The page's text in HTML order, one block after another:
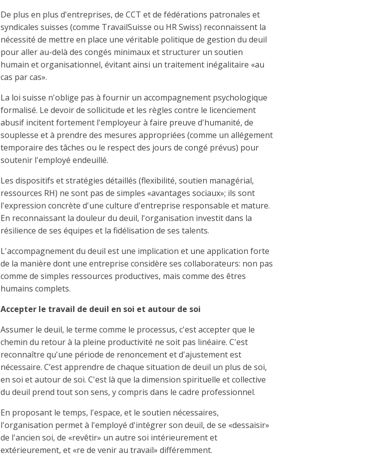
De plus en plus d'entreprises, de CCT et de fédérations patronales et
syndicales suisses (comme TravailSuisse ou HR Swiss) reconnaissent la
nécessité de mettre en place une véritable politique de gestion du deuil
pour aller au-delà des congés minimaux et structurer un soutien
humain et organisationnel, évitant ainsi un traitement inégalitaire «au
cas par cas».
La loi suisse n'oblige pas à fournir un accompagnement psychologique
formalisé. Le devoir de sollicitude et les règles contre le licenciement
abusif incitent fortement l'employeur à faire preuve d'humanité, de
souplesse et à prendre des mesures appropriées (comme un allégement
temporaire des tâches ou le respect des jours de congé prévus) pour
soutenir l'employé endeuillé.
Les dispositifs et stratégies détaillés (flexibilité, soutien managérial,
ressources RH) ne sont pas de simples «avantages sociaux»; ils sont
l'expression concrète d'une culture d'entreprise responsable et mature.
En reconnaissant la douleur du deuil, l'organisation investit dans la
résilience de ses équipes et la fidélisation de ses talents.
L'accompagnement du deuil est une implication et une application forte
de la manière dont une entreprise considère ses collaborateurs: non pas
comme de simples ressources productives, mais comme des êtres
humains complets.
Accepter le travail de deuil en soi et autour de soi
Assumer le deuil, le terme comme le processus, c'est accepter que le
chemin du retour à la pleine productivité ne soit pas linéaire. C'est
reconnaître qu'une période de renoncement et d'ajustement est
nécessaire. C’est apprendre de chaque situation de deuil un plus de soi,
en soi et autour de soi. C'est là que la dimension spirituelle et collective
du deuil prend tout son sens, y compris dans le cadre professionnel.
En proposant le temps, l'espace, et le soutien nécessaires,
l'organisation permet à l'employé d'intégrer son deuil, de se «dessaisir»
de l'ancien soi, de «revêtir» un autre soi intérieurement et
extérieurement, et «re de venir au travail» différemment.